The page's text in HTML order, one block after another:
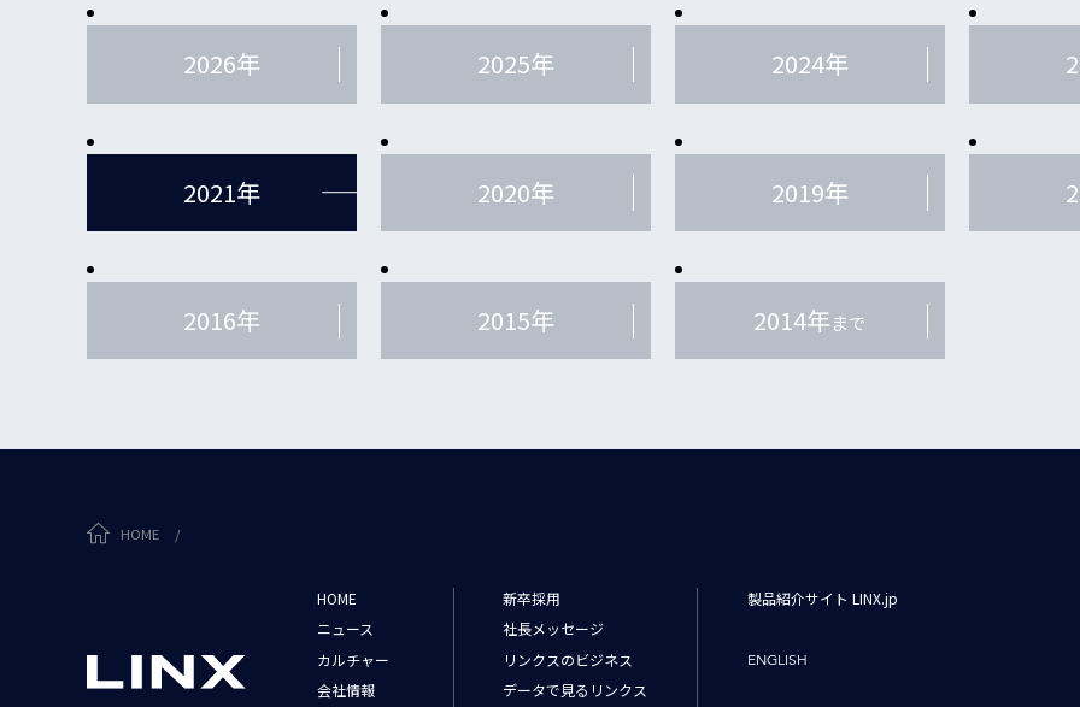
2026年 2025年 2024年
2021年 2020年 2019年
2016年 2015年 2014年まで
HOME /
HOME
ニュース
カルチャー
会社情報
新卒採用
社長メッセージ
リンクスのビジネス
データで見るリンクス
製品紹介サイト LINX.jp
ENGLISH